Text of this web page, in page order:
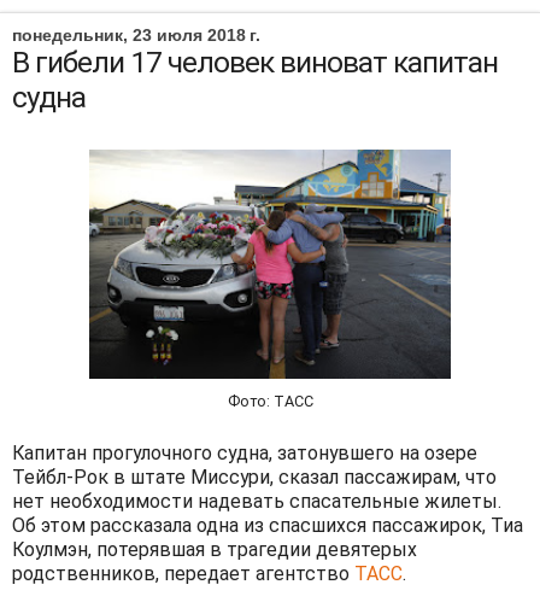
понедельник, 23 июля 2018 г.
В гибели 17 человек виноват капитан
судна
Фото: ТАСС
Капитан прогулочного судна, затонувшего на озере
Тейбл-Рок в штате Миссури, сказал пассажирам, что
нет необходимости надевать спасательные жилеты.
Об этом рассказала одна из спасшихся пассажирок, Тиа
Коулмэн, потерявшая в трагедии девятерых
родственников, передает агентство ТАСС.